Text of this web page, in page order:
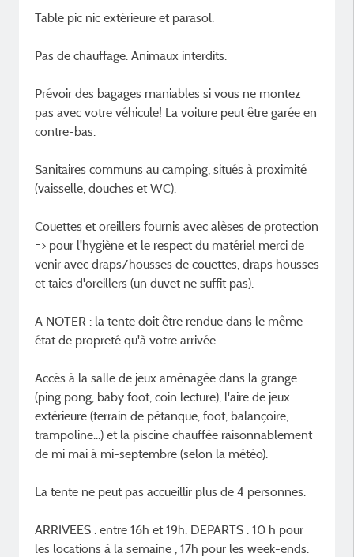
Table pic nic extérieure et parasol.
Pas de chauffage. Animaux interdits.
Prévoir des bagages maniables si vous ne montez
pas avec votre véhicule! La voiture peut être garée en
contre-bas.
Sanitaires communs au camping, situés à proximité
(vaisselle, douches et WC).
Couettes et oreillers fournis avec alèses de protection
=> pour l'hygiène et le respect du matériel merci de
venir avec draps/housses de couettes, draps housses
et taies d'oreillers (un duvet ne suffit pas).
A NOTER : la tente doit être rendue dans le même
état de propreté qu'à votre arrivée.
Accès à la salle de jeux aménagée dans la grange
(ping pong, baby foot, coin lecture), l'aire de jeux
extérieure (terrain de pétanque, foot, balançoire,
trampoline...) et la piscine chauffée raisonnablement
de mi mai à mi-septembre (selon la météo).
La tente ne peut pas accueillir plus de 4 personnes.
ARRIVEES : entre 16h et 19h. DEPARTS : 10 h pour
les locations à la semaine ; 17h pour les week-ends.